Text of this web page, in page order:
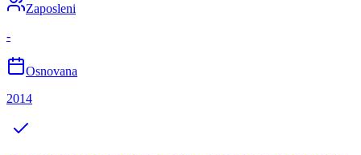
Zaposleni
-
Osnovana
2014